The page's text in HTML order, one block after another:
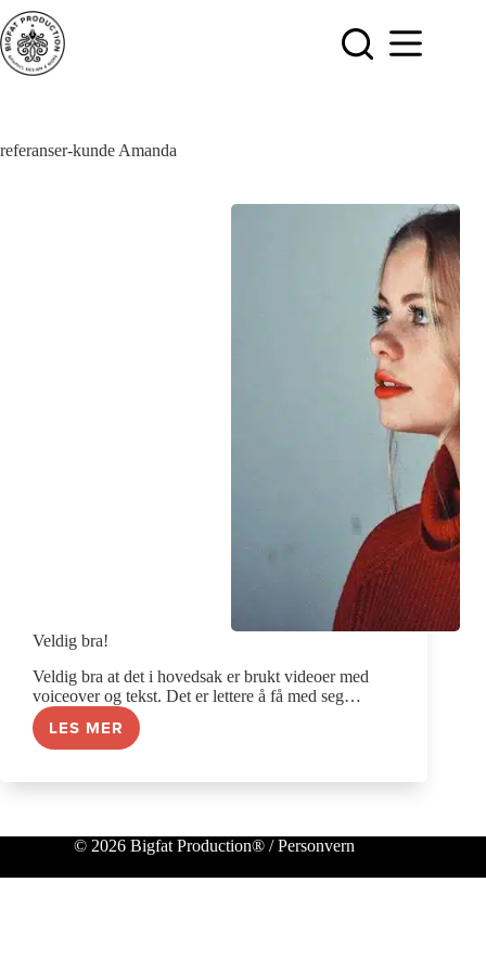
Hopp
til
innholdet
referanser-kunde Amanda
Veldig bra!
Veldig bra at det i hovedsak er brukt videoer med
voiceover og tekst. Det er lettere å få med seg…
LES MER
VELDIG
BRA!
© 2026 Bigfat Production® /Personvern